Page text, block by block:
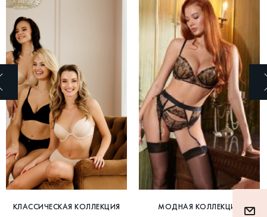
КЛАССИЧЕСКАЯ КОЛЛЕКЦИЯ МОДНАЯ КОЛЛЕКЦИЯ